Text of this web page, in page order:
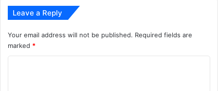
Leave a Reply
Your email address will not be published. Required fields are
marked *